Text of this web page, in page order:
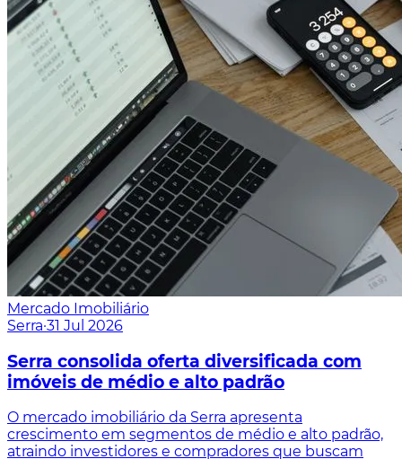
Mercado Imobiliário
Serra·31 Jul 2026
Serra consolida oferta diversificada com
imóveis de médio e alto padrão
O mercado imobiliário da Serra apresenta
crescimento em segmentos de médio e alto padrão,
atraindo investidores e compradores que buscam